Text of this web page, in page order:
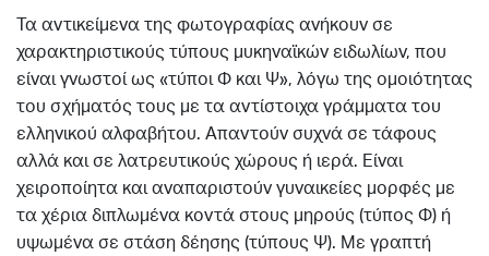
Τα αντικείμενα της φωτογραφίας ανήκουν σε
χαρακτηριστικούς τύπους μυκηναϊκών ειδωλίων, που
είναι γνωστοί ως «τύποι Φ και Ψ», λόγω της ομοιότητας
του σχήματός τους με τα αντίστοιχα γράμματα του
ελληνικού αλφαβήτου. Απαντούν συχνά σε τάφους
αλλά και σε λατρευτικούς χώρους ή ιερά. Είναι
χειροποίητα και αναπαριστούν γυναικείες μορφές με
τα χέρια διπλωμένα κοντά στους μηρούς (τύπος Φ) ή
υψωμένα σε στάση δέησης (τύπους Ψ). Με γραπτή